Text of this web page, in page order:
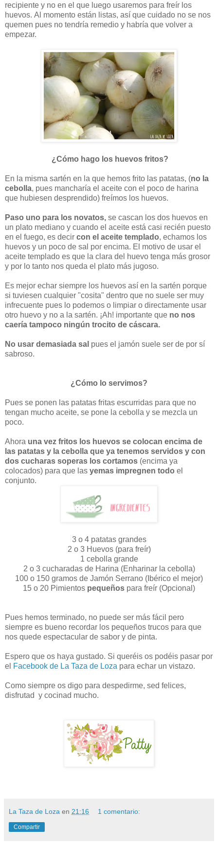
recipiente y no en el que luego usaremos para freír los
huevos. Al momento están listas, así que cuidado no se nos
quemen pues no tendría remedio y habría que volver a
empezar.
¿Cómo hago los huevos fritos?
En la misma sartén en la que hemos frito las patatas, (no la
cebolla, pues mancharía el aceite con el poco de harina
que hubiesen desprendido) freímos los huevos.
Paso uno para los novatos, se cascan los dos huevos en
un plato mediano y cuando el aceite está casi recién puesto
en el fuego, es decir con el aceite templado, echamos los
huevos y un poco de sal por encima. El motivo de usar el
aceite templado es que la clara del huevo tenga más grosor
y por lo tanto nos queda el plato más jugoso.
Es mejor echar siempre los huevos así en la sartén porque
si tuviesen cualquier "cosita" dentro que no suele ser muy
infrecuente pues lo podemos o limpiar o directamente usar
otro huevo y no a la sartén. ¡Ah! importante que no nos
caería tampoco ningún trocito de cáscara.
No usar demasiada sal pues el jamón suele ser de por sí
sabroso.
¿Cómo lo servimos?
Pues se ponen las patatas fritas escurridas para que no
tengan mucho aceite, se pone la cebolla y se mezcla un
poco.
Ahora una vez fritos los huevos se colocan encima de
las patatas y la cebolla que ya tenemos servidos y con
dos cucharas soperas los cortamos (encima ya
colocados) para que las yemas impregnen todo el
conjunto.
3 o 4 patatas grandes
2 o 3 Huevos (para freír)
1 cebolla grande
2 o 3 cucharadas de Harina (Enharinar la cebolla)
100 o 150 gramos de Jamón Serrano (Ibérico el mejor)
15 o 20 Pimientos pequeños para freír (Opcional)
Pues hemos terminado, no puede ser más fácil pero
siempre es bueno recordar los pequeños trucos para que
nos quede espectacular de sabor y de pinta.
Espero que os haya gustado. Si queréis os podéis pasar por
el Facebook de La Taza de Loza para echar un vistazo.
Como siempre os digo para despedirme, sed felices,
disfrutad y cocinad mucho.
La Taza de Loza en 21:16 1 comentario:
Compartir